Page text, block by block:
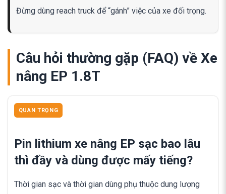
Đừng dùng reach truck để “gánh” việc của xe đối trọng.
Câu hỏi thường gặp (FAQ) về Xe
nâng EP 1.8T
QUAN TRỌNG
Pin lithium xe nâng EP sạc bao lâu
thì đầy và dùng được mấy tiếng?
Thời gian sạc và thời gian dùng phụ thuộc dung lượng